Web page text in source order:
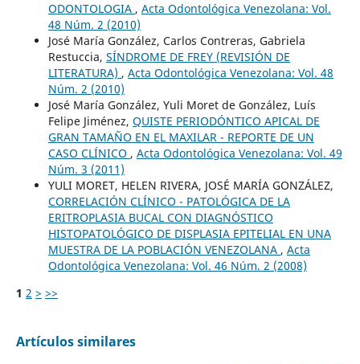
ODONTOLOGIA , Acta Odontológica Venezolana: Vol.
48 Núm. 2 (2010)
José María González, Carlos Contreras, Gabriela
Restuccia, SÍNDROME DE FREY (REVISIÓN DE
LITERATURA) , Acta Odontológica Venezolana: Vol. 48
Núm. 2 (2010)
José María González, Yuli Moret de González, Luís
Felipe Jiménez, QUISTE PERIODÓNTICO APICAL DE
GRAN TAMAÑO EN EL MAXILAR - REPORTE DE UN
CASO CLÍNICO , Acta Odontológica Venezolana: Vol. 49
Núm. 3 (2011)
YULI MORET, HELEN RIVERA, JOSÉ MARÍA GONZÁLEZ,
CORRELACIÓN CLÍNICO - PATOLÓGICA DE LA
ERITROPLASIA BUCAL CON DIAGNÓSTICO
HISTOPATOLÓGICO DE DISPLASIA EPITELIAL EN UNA
MUESTRA DE LA POBLACIÓN VENEZOLANA , Acta
Odontológica Venezolana: Vol. 46 Núm. 2 (2008)
1 2 > >>
Artículos similares